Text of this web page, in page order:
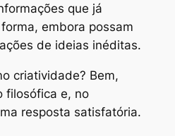
que já
embora possam
de ideias inéditas.
criatividade? Bem,
filosófica e, no
resposta satisfatória.